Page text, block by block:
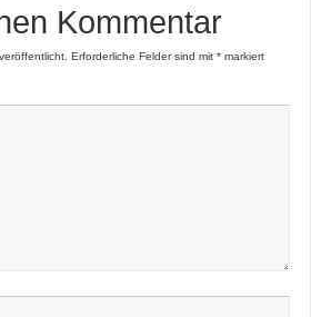
Kommentar
Erforderliche Felder sind mit *markiert